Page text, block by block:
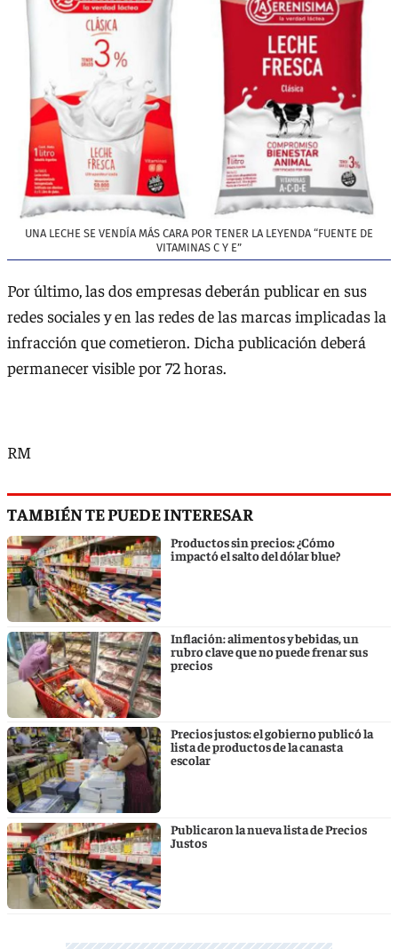
UNA LECHE SE VENDÍA MÁS CARA POR TENER LA LEYENDA “FUENTE DE
VITAMINAS C Y E”
Por último, las dos empresas deberán publicar en sus
redes sociales y en las redes de las marcas implicadas la
infracción que cometieron. Dicha publicación deberá
permanecer visible por 72 horas.
RM
TAMBIÉN TE PUEDE INTERESAR
Productos sin precios: ¿Cómo
impactó el salto del dólar blue?
Inflación: alimentos y bebidas, un
rubro clave que no puede frenar sus
precios
Precios justos: el gobierno publicó la
lista de productos de la canasta
escolar
Publicaron la nueva lista de Precios
Justos